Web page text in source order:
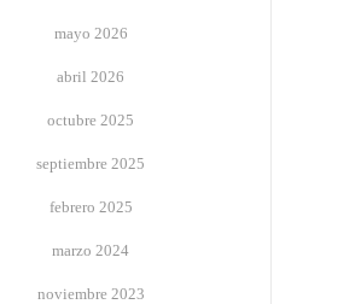
mayo 2026
abril 2026
octubre 2025
septiembre 2025
febrero 2025
marzo 2024
noviembre 2023